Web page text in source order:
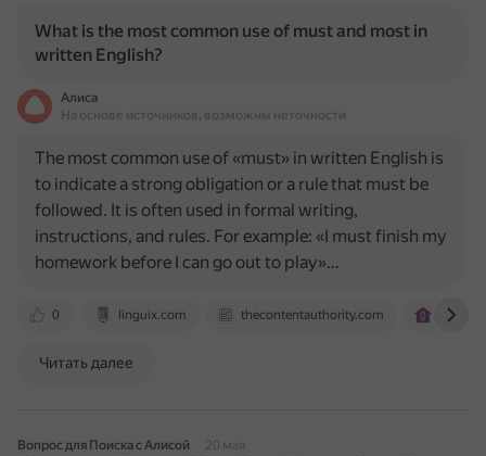
What is the most common use of must and most in
written English?
Алиса
На основе источников, возможны неточности
0 linguix.com thecontentauthority.com
The most common use of «must» in written English is
to indicate a strong obligation or a rule that must be
followed. It is often used in formal writing,
instructions, and rules. For example: «I must finish my
homework before I can go out to play»…
Читать далее
Вопрос для Поиска с Алисой
20 мая